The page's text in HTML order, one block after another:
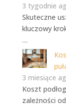
3 tygodnie
Skuteczne
kluczowy
…
3 miesiące
Koszt
zależności